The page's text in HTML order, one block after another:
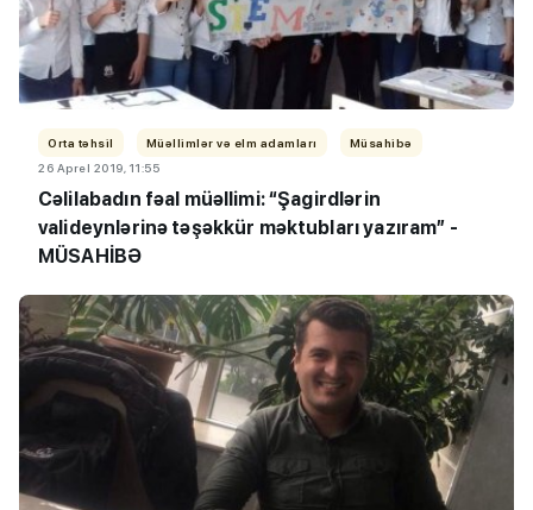
Orta təhsil Müəllimlər və elm adamları
Müsahibə
26 Aprel 2019, 11:55
Cəlilabadın fəal müəllimi: “Şagirdlərin
valideynlərinə təşəkkür məktubları yazıram” -
MÜSAHİBƏ